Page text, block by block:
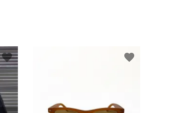
favorite favorite